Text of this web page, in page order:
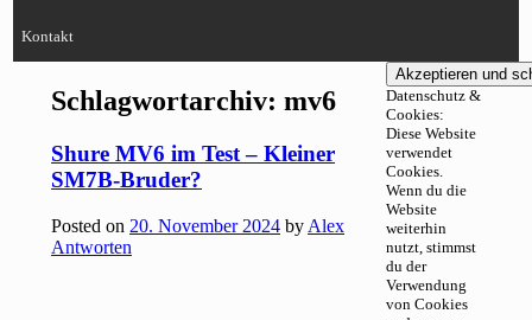
Kontakt
Schlagwortarchiv:mv6
Shure MV6 im Test – Kleiner
SM7B-Bruder?
Posted on 20. November 2024 by Alex
Antworten
Datenschutz &
Cookies:
Diese Website
verwendet
Cookies.
Wenn du die
Website
weiterhin
nutzt, stimmst
du der
Verwendung
von Cookies